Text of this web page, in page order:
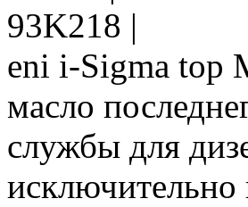
93K218 |
eni i-Sigma top
масло
службы для